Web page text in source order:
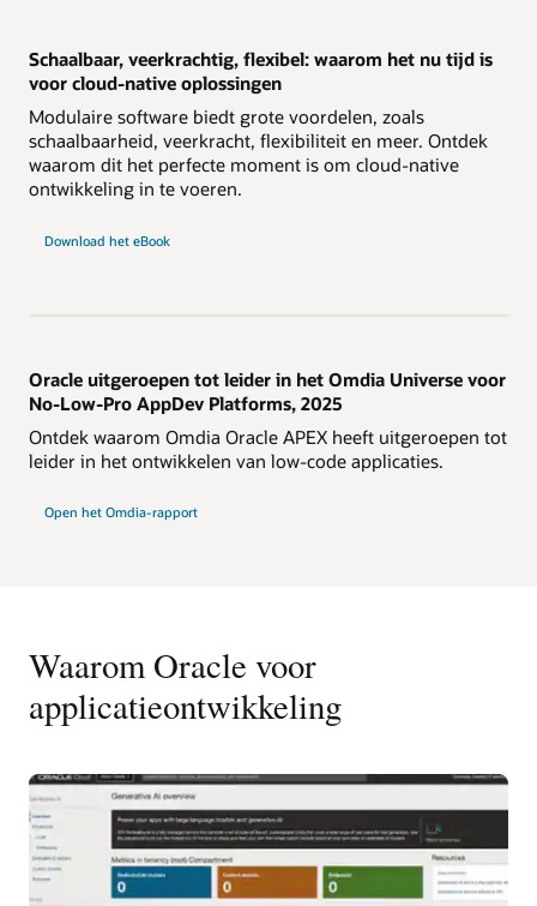
Schaalbaar, veerkrachtig, flexibel: waarom het nu tijd is
voor cloud-native oplossingen
Modulaire software biedt grote voordelen, zoals
schaalbaarheid, veerkracht, flexibiliteit en meer. Ontdek
waarom dit het perfecte moment is om cloud-native
ontwikkeling in te voeren.
Download het eBook
Oracle uitgeroepen tot leider in het Omdia Universe voor
No-Low-Pro AppDev Platforms, 2025
Ontdek waarom Omdia Oracle APEX heeft uitgeroepen tot
leider in het ontwikkelen van low-code applicaties.
Open het Omdia-rapport
Waarom Oracle voor
applicatieontwikkeling